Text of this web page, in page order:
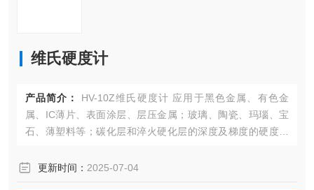
维氏硬度计
产品简介：
HV-10Z维氏硬度计 应用于黑色金属、有色金
属、IC薄片、表面涂层、层压金属；玻璃、陶瓷、玛瑙、宝
石、薄塑料等；碳化层和淬火硬化层的深度及梯度的硬度测
更新时间： 2025-07-04